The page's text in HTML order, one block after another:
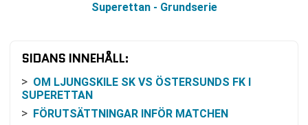
Superettan - Grundserie
SIDANS INNEHÅLL:
OM LJUNGSKILE SK VS ÖSTERSUNDS FK I
SUPERETTAN
FÖRUTSÄTTNINGAR INFÖR MATCHEN